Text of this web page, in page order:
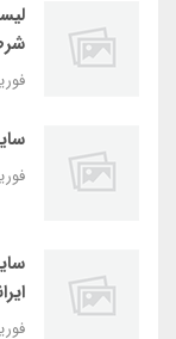
فوریه 3,
فوریه 3,
فوریه 3,